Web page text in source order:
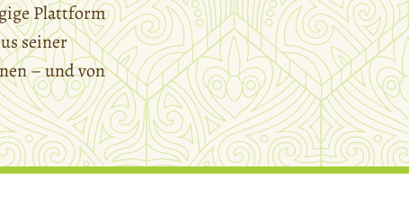
Plattform
seiner
– und von